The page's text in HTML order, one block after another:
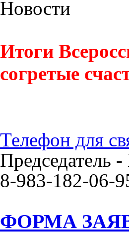
Новости
Итоги
согретые
Телефон для
Председатель
8-983-182-06-
ФОРМА